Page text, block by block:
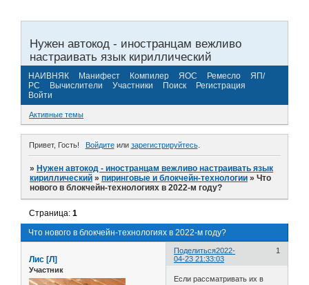
Нужен автокод - иностранцам вежливо
настраивать язык кириллический
НАИВНЯК Манифест Компилер ЯОС Ремесло
ЯП/
РС
Вычислители Участники Поиск
Регистрация
Войти
Активные темы
Привет, Гость! Войдитеили зарегистрируйтесь.
»Нужен автокод - иностранцам вежливо настраивать язык
кириллический »пиринговые и блокчейн-технологии »Что
нового в блокчейн-технологиях в 2022-м году?
Что нового в блокчейн-технологиях в 2022-м году?
Страница:1
Поделиться 1
2022-
04-23 21:33:03
Лис [Л]
Участник
Если рассматривать их в